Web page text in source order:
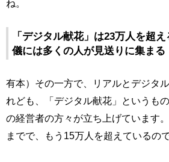
ね。
「デジタル献花」は23万人を超
儀には多くの人が見送りに集まる
有本）その一方で、リアルとデジタ
れども、「デジタル献花」というも
の経営者の方々が立ち上げています
までで、もう15万人を超えているの